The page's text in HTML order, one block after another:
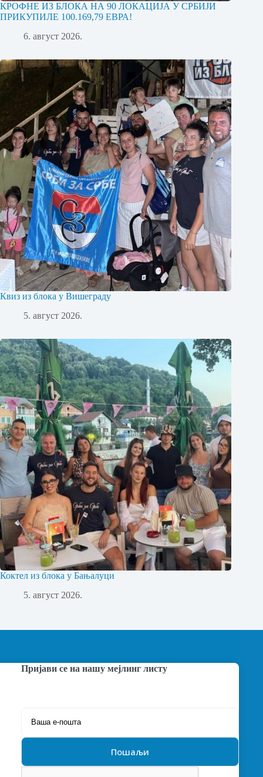
КРОФНЕ ИЗ БЛОКА НА 90 ЛОКАЦИЈА У СРБИЈИ
ПРИКУПИЛЕ 100.169,79 ЕВРА!
6. август 2026.
Квиз из блока у Вишеграду
5. август 2026.
Коктел из блока у Бањалуци
5. август 2026.
Пријави се на нашу мејлинг листу